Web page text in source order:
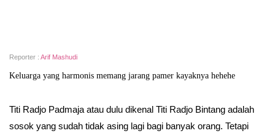
Reporter : Arif Mashudi
Keluarga yang harmonis memang jarang pamer kayaknya hehehe
Titi Radjo Padmaja atau dulu dikenal Titi Radjo Bintang adalah
sosok yang sudah tidak asing lagi bagi banyak orang. Tetapi